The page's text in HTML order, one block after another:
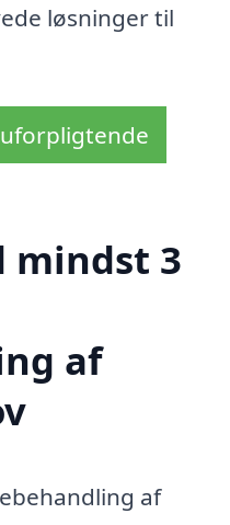
løsninger til
3
af
af